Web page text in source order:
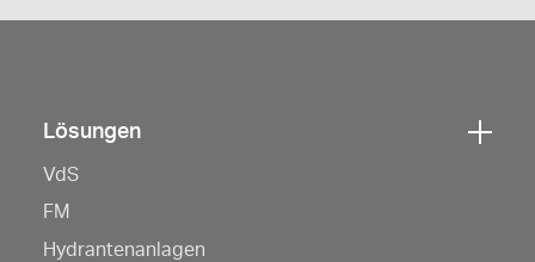
Klicken
Sie
hier,
um
Lösungen
VdS
FM
Hydrantenanlagen